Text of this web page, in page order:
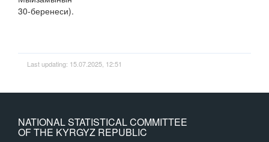
30-беренеси).
Last updating: 15.07.2025, 12:51
NATIONAL STATISTICAL COMMITTEE
OF THE KYRGYZ REPUBLIC